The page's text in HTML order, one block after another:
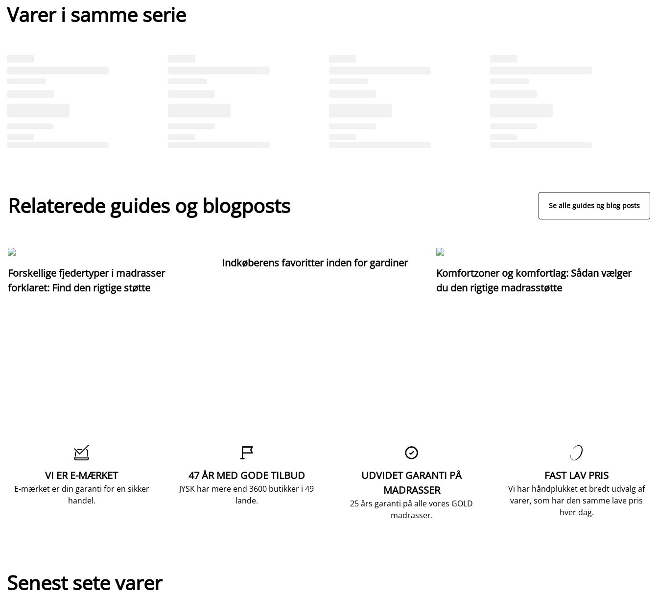
Varer i samme serie
Relaterede guides og blogposts Se alle guides og blog posts
Forskellige fjedertyper i madrasser
forklaret: Find den rigtige støtte
Indkøberens favoritter inden for gardiner
Komfortzoner og komfortlag: Sådan vælger
du den rigtige madrasstøtte

VI ER E-MÆRKET
E-mærket er din garanti for en sikker
handel.

47 ÅR MED GODE TILBUD
JYSK har mere end 3600 butikker i 49
lande.

UDVIDET GARANTI PÅ
MADRASSER
25 års garanti på alle vores GOLD
madrasser.

FAST LAV PRIS
Vi har håndplukket et bredt udvalg af
varer, som har den samme lave pris
hver dag.
Senest sete varer